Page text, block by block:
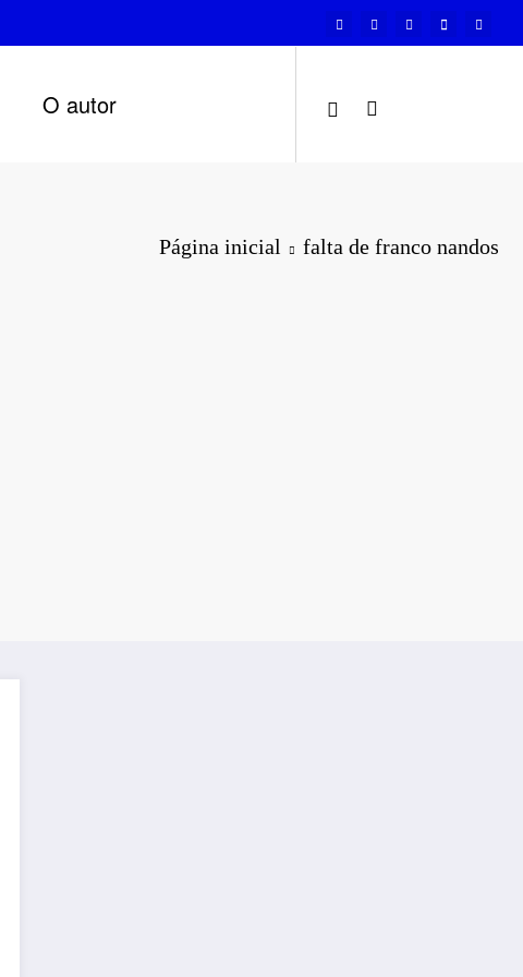
O autor
Página inicial falta de franco nandos